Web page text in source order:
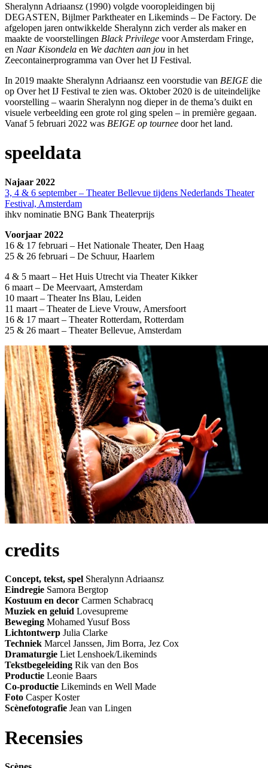
Sheralynn Adriaansz (1990) volgde vooropleidingen bij
DEGASTEN, Bijlmer Parktheater en Likeminds – De Factory. De
afgelopen jaren ontwikkelde Sheralynn zich verder als maker en
maakte de voorstellingen Black Privilege voor Amsterdam Fringe,
en Naar Kisondela en We dachten aan jou in het
Zeecontainerprogramma van Over het IJ Festival.
In 2019 maakte Sheralynn Adriaansz een voorstudie van BEIGE die
op Over het IJ Festival te zien was. Oktober 2020 is de uiteindelijke
voorstelling – waarin Sheralynn nog dieper in de thema’s duikt en
visuele verbeelding een grote rol ging spelen – in première gegaan.
Vanaf 5 februari 2022 was BEIGE op tournee door het land.
speeldata
Najaar 2022
3, 4 & 6 september – Theater Bellevue tijdens Nederlands Theater
Festival, Amsterdam
ihkv nominatie BNG Bank Theaterprijs
Voorjaar 2022
16 & 17 februari – Het Nationale Theater, Den Haag
25 & 26 februari – De Schuur, Haarlem
4 & 5 maart – Het Huis Utrecht via Theater Kikker
6 maart – De Meervaart, Amsterdam
10 maart – Theater Ins Blau, Leiden
11 maart – Theater de Lieve Vrouw, Amersfoort
16 & 17 maart – Theater Rotterdam, Rotterdam
25 & 26 maart – Theater Bellevue, Amsterdam
credits
Concept, tekst, spel Sheralynn Adriaansz
Eindregie Samora Bergtop
Kostuum en decor Carmen Schabracq
Muziek en geluid Lovesupreme
Beweging Mohamed Yusuf Boss
Lichtontwerp Julia Clarke
Techniek Marcel Janssen, Jim Borra, Jez Cox
Dramaturgie Liet Lenshoek/Likeminds
Tekstbegeleiding Rik van den Bos
Productie Leonie Baars
Co-productie Likeminds en Well Made
Foto Casper Koster
Scènefotografie Jean van Lingen
Recensies